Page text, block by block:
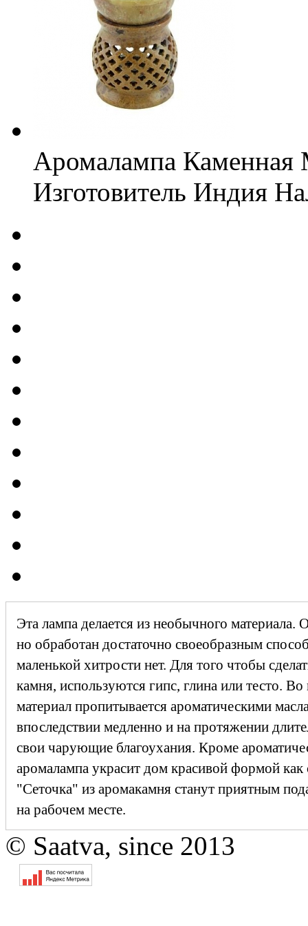
Аромалампа Каменная
Изготовитель Индия
Эта лампа делается из необычного
но обработан достаточно своеобразным
маленькой хитрости нет. Для того чтобы
камня, используются гипс, глина или тесто.
материал пропитывается ароматическими
впоследствии медленно и на протяжении
свои чарующие благоухания. Кроме
аромалампа украсит дом красивой формой
"Сеточка" из аромакамня станут приятным
на рабочем месте.
© Saatva, since 2013